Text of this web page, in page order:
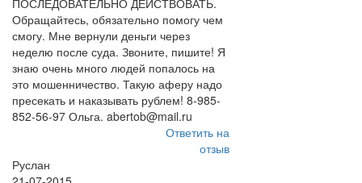
ПОСЛЕДОВАТЕЛЬНО ДЕЙСТВОВАТЬ.
Обращайтесь, обязательно помогу чем
смогу. Мне вернули деньги через
неделю после суда. Звоните, пишите! Я
знаю очень много людей попалось на
это мошенничество. Такую аферу надо
пресекать и наказывать рублем! 8-985-
852-56-97 Ольга. abertob@mail.ru
Ответить на
отзыв
Руслан